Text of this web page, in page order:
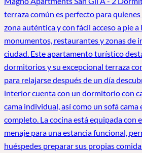
terraza común es perfecto para
zona auténtica y con fácil acceso a pie
monumentos, restaurantes y zonas de
ciudad. Este apartamento turístico
dormitorios y su excepcional terraza
para relajarse después de un día
interior cuenta con un dormitorio con
cama individual, así como un sofá cama
completo. La cocina está equipada con
menaje para una estancia funcional,
huéspedes preparar sus propias